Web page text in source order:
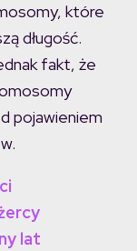
które
długość.
fakt, że
pojawieniem
lat